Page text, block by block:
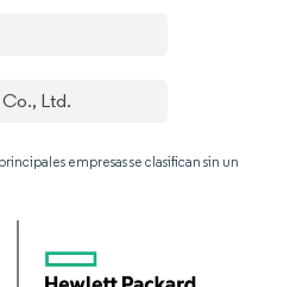
Ltd.
empresas se clasifican sin un